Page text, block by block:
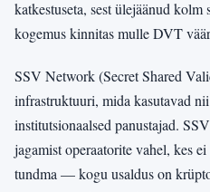
katkestuseta, sest ülejäänud kolm
kogemus kinnitas mulle DVT
SSV Network (Secret Shared
infrastruktuuri, mida kasutavad
institutsionaalsed panustajad.
jagamist operaatorite vahel, kes
tundma — kogu usaldus on